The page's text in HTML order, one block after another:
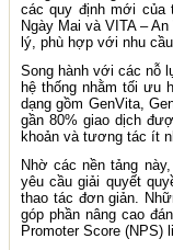
các quy định mới của
Ngày Mai và VITA –
lý, phù hợp với nhu
Song hành với các nỗ
hệ thống nhằm tối ưu
dạng gồm GenVita,
gần 80% giao dịch
khoản và tương tác ít
Nhờ các nền tảng
yêu cầu giải quyết
thao tác đơn giản.
góp phần nâng cao
Promoter Score